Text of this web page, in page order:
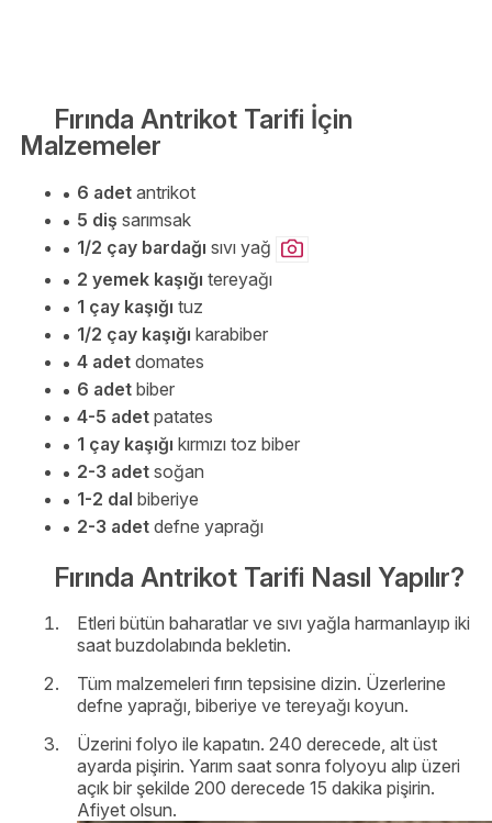
Fırında Antrikot Tarifi İçin
Malzemeler
6 adet antrikot
5 diş sarımsak
1/2 çay bardağı sıvı yağ
2 yemek kaşığı tereyağı
1 çay kaşığı tuz
1/2 çay kaşığı karabiber
4 adet domates
6 adet biber
4-5 adet patates
1 çay kaşığı kırmızı toz biber
2-3 adet soğan
1-2 dal biberiye
2-3 adet defne yaprağı
Fırında Antrikot Tarifi Nasıl Yapılır?
Etleri bütün baharatlar ve sıvı yağla harmanlayıp iki
saat buzdolabında bekletin.
Tüm malzemeleri fırın tepsisine dizin. Üzerlerine
defne yaprağı, biberiye ve tereyağı koyun.
Üzerini folyo ile kapatın. 240 derecede, alt üst
ayarda pişirin. Yarım saat sonra folyoyu alıp üzeri
açık bir şekilde 200 derecede 15 dakika pişirin.
Afiyet olsun.